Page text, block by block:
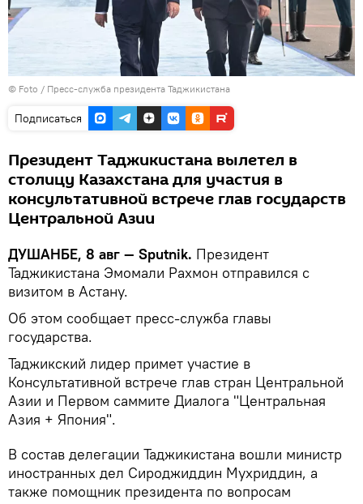
© Foto / Пресс-служба президента Таджикистана
Подписаться
Президент Таджикистана вылетел в
столицу Казахстана для участия в
консультативной встрече глав государств
Центральной Азии
ДУШАНБЕ, 8 авг — Sputnik. Президент
Таджикистана Эмомали Рахмон отправился с
визитом в Астану.
Об этом сообщает пресс-служба главы
государства.
Таджикский лидер примет участие в
Консультативной встрече глав стран Центральной
Азии и Первом саммите Диалога "Центральная
Азия + Япония".
В состав делегации Таджикистана вошли министр
иностранных дел Сироджиддин Мухриддин, а
также помощник президента по вопросам